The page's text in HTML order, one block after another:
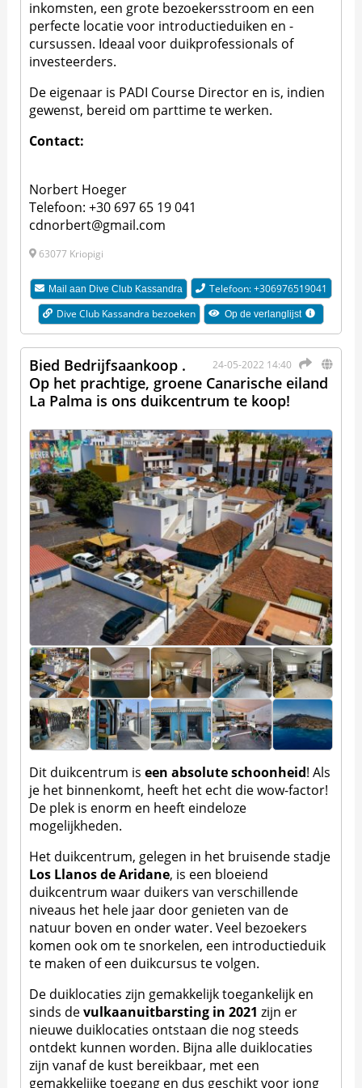
inkomsten, een grote bezoekersstroom en een
perfecte locatie voor introductieduiken en -
cursussen. Ideaal voor duikprofessionals of
investeerders.
De eigenaar is PADI Course Director en is, indien
gewenst, bereid om parttime te werken.
Contact:
Norbert Hoeger
Telefoon: +30 697 65 19 041
cdnorbert@gmail.com
63077 Kriopigi
Mail aan Dive Club Kassandra
Telefoon: +306976519041
Dive Club Kassandra bezoeken
Op de verlanglijst
24-05-2022 14:40
Bied Bedrijfsaankoop .
Op het prachtige, groene Canarische eiland
La Palma is ons duikcentrum te koop!
Dit duikcentrum iseen absolute schoonheid! Als
je het binnenkomt, heeft het echt die wow-factor!
De plek is enorm en heeft eindeloze
mogelijkheden.
Het duikcentrum, gelegen in het bruisende stadje
Los Llanos de Aridane, is een bloeiend
duikcentrum waar duikers van verschillende
niveaus het hele jaar door genieten van de
natuur boven en onder water. Veel bezoekers
komen ook om te snorkelen, een introductieduik
te maken of een duikcursus te volgen.
De duiklocaties zijn gemakkelijk toegankelijk en
sinds devulkaanuitbarsting in 2021 zijn er
nieuwe duiklocaties ontstaan die nog steeds
ontdekt kunnen worden. Bijna alle duiklocaties
zijn vanaf de kust bereikbaar, met een
gemakkelijke toegang en dus geschikt voor jong